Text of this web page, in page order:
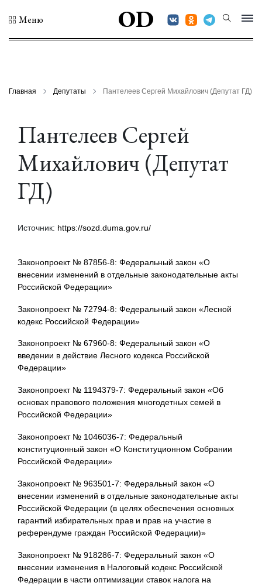
Меню OD
Главная Депутаты Пантелеев Сергей Михайлович (Депутат ГД)
Пантелеев Сергей
Михайлович (Депутат
ГД)
Источник: https://sozd.duma.gov.ru/
Законопроект № 87856-8: Федеральный закон «О
внесении изменений в отдельные законодательные акты
Российской Федерации»
Законопроект № 72794-8: Федеральный закон «Лесной
кодекс Российской Федерации»
Законопроект № 67960-8: Федеральный закон «О
введении в действие Лесного кодекса Российской
Федерации»
Законопроект № 1194379-7: Федеральный закон «Об
основах правового положения многодетных семей в
Российской Федерации»
Законопроект № 1046036-7: Федеральный
конституционный закон «О Конституционном Собрании
Российской Федерации»
Законопроект № 963501-7: Федеральный закон «О
внесении изменений в отдельные законодательные акты
Российской Федерации (в целях обеспечения основных
гарантий избирательных прав и прав на участие в
референдуме граждан Российской Федерации)»
Законопроект № 918286-7: Федеральный закон «О
внесении изменения в Налоговый кодекс Российской
Федерации в части оптимизации ставок налога на